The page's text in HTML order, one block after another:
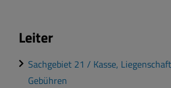
Leiter
Sachgebiet 21 / Kasse,
Gebühren